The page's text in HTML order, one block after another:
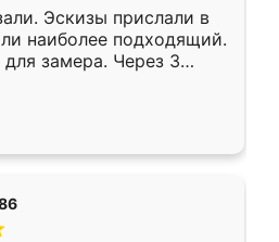
Эскизы прислали в
наиболее подходящий.
замера. Через 3
уже готова. Остались
Спасибо Ренессанс
работу!